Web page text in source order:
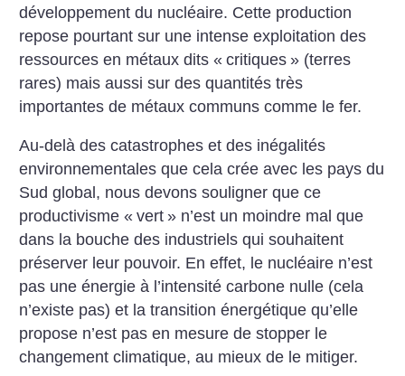
développement du nucléaire. Cette production
repose pourtant sur une intense exploitation des
ressources en métaux dits « critiques » (terres
rares) mais aussi sur des quantités très
importantes de métaux communs comme le fer.
Au-delà des catastrophes et des inégalités
environnementales que cela crée avec les pays du
Sud global, nous devons souligner que ce
productivisme « vert » n’est un moindre mal que
dans la bouche des industriels qui souhaitent
préserver leur pouvoir. En effet, le nucléaire n’est
pas une énergie à l’intensité carbone nulle (cela
n’existe pas) et la transition énergétique ­qu’elle
propose n’est pas en mesure de stopper le
changement climatique, au mieux de le mitiger.